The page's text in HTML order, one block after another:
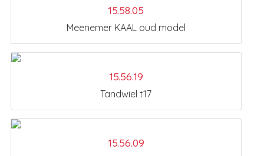
15.58.05
Meenemer KAAL oud model
15.56.19
Tandwiel t17
15.56.09